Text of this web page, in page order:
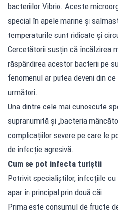
bacteriilor Vibrio. Aceste
special în apele marine și
temperaturile sunt ridicate și
Cercetătorii susțin că încălzirea
răspândirea acestor bacterii pe
fenomenul ar putea deveni din
următori.
Una dintre cele mai cunoscute
supranumită și „bacteria
complicațiilor severe pe care le
de infecție agresivă.
Cum se pot infecta turiștii
Potrivit specialiștilor, infecțiile
apar în principal prin două căi.
Prima este consumul de fructe